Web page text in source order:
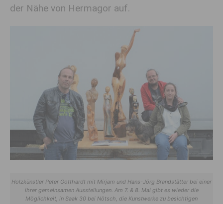
der Nähe von Hermagor auf.
Holzkünstler Peter Gotthardt mit Mirjam und Hans-Jörg Brandstätter bei einer
ihrer gemeinsamen Ausstellungen. Am 7. & 8. Mai gibt es wieder die
Möglichkeit, in Saak 30 bei Nötsch, die Kunstwerke zu besichtigen